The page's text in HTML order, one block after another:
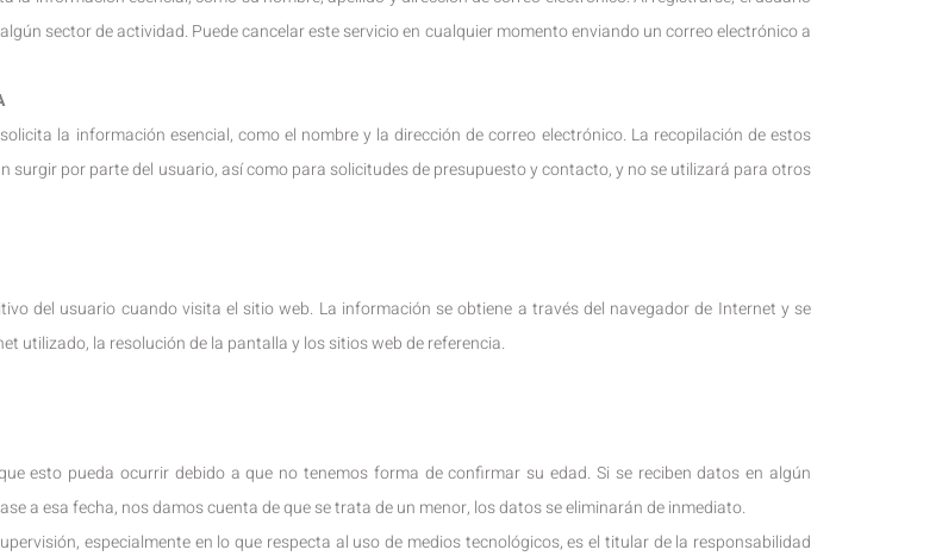
sector de actividad. Puede cancelar este servicio en cualquier momento enviando un correo electrónico a
la información esencial, como el nombre y la dirección de correo electrónico. La recopilación de estos
por parte del usuario, así como para solicitudes de presupuesto y contacto, y no se utilizará para otros
del usuario cuando visita el sitio web. La información se obtiene a través del navegador de Internet y se
utilizado, la resolución de la pantalla y los sitios web de referencia.
esto pueda ocurrir debido a que no tenemos forma de confirmar su edad. Si se reciben datos en algún
a esa fecha, nos damos cuenta de que se trata de un menor, los datos se eliminarán de inmediato.
especialmente en lo que respecta al uso de medios tecnológicos, es el titular de la responsabilidad